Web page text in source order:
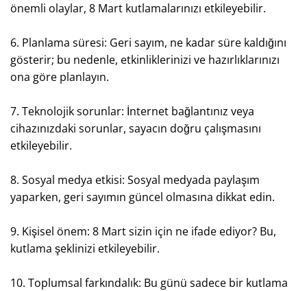
önemli olaylar, 8 Mart kutlamalarınızı etkileyebilir.
6. Planlama süresi: Geri sayım, ne kadar süre kaldığını
gösterir; bu nedenle, etkinliklerinizi ve hazırlıklarınızı
ona göre planlayın.
7. Teknolojik sorunlar: İnternet bağlantınız veya
cihazınızdaki sorunlar, sayacın doğru çalışmasını
etkileyebilir.
8. Sosyal medya etkisi: Sosyal medyada paylaşım
yaparken, geri sayımın güncel olmasına dikkat edin.
9. Kişisel önem: 8 Mart sizin için ne ifade ediyor? Bu,
kutlama şeklinizi etkileyebilir.
10. Toplumsal farkındalık: Bu günü sadece bir kutlama